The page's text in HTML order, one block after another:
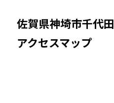
佐賀県神埼市千代
アクセスマップ